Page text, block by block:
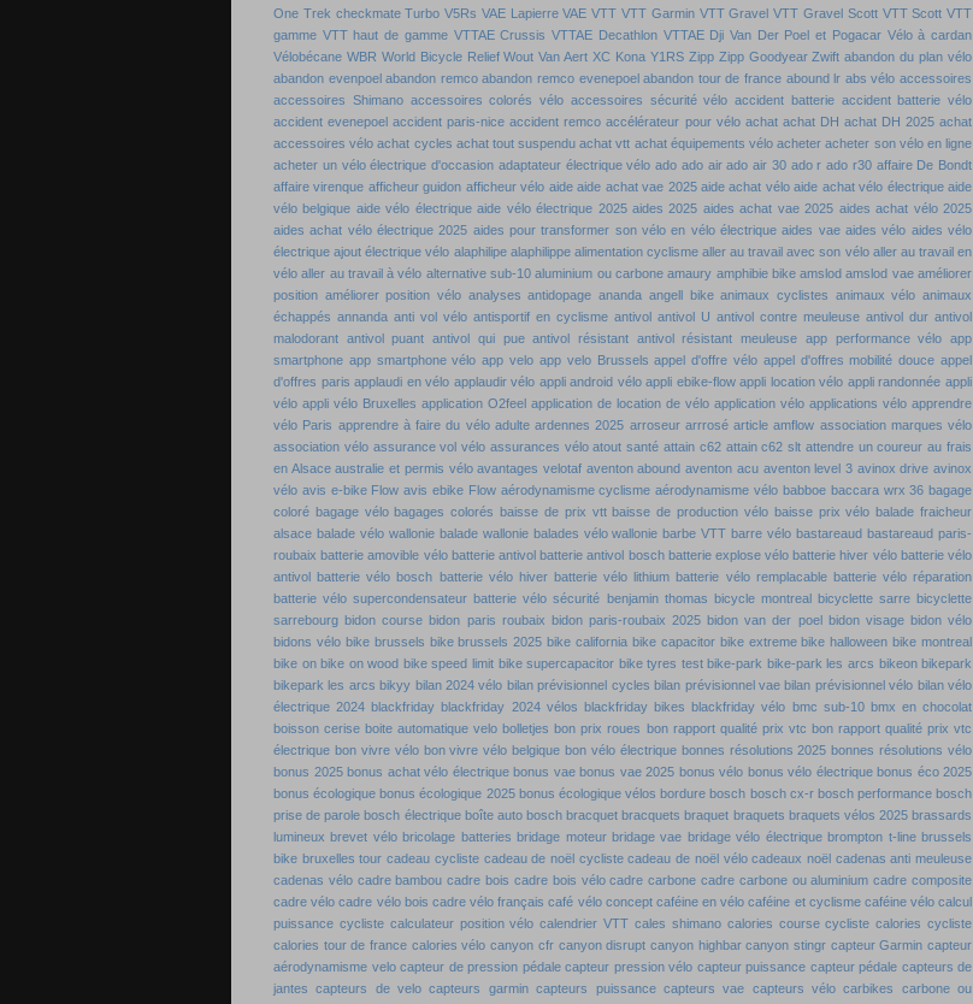
One Trek checkmate Turbo V5Rs VAE Lapierre VAE VTT VTT Garmin VTT Gravel VTT Gravel Scott VTT Scott VTT
gamme VTT haut de gamme VTTAE Crussis VTTAE Decathlon VTTAE Dji Van Der Poel et Pogacar Vélo à cardan
Vélobécane WBR World Bicycle Relief Wout Van Aert XC Kona Y1RS Zipp Zipp Goodyear Zwift abandon du plan vélo
abandon evenpoel abandon remco abandon remco evenepoel abandon tour de france abound lr abs vélo accessoires
accessoires Shimano accessoires colorés vélo accessoires sécurité vélo accident batterie accident batterie vélo
accident evenepoel accident paris-nice accident remco accélérateur pour vélo achat achat DH achat DH 2025 achat
accessoires vélo achat cycles achat tout suspendu achat vtt achat équipements vélo acheter acheter son vélo en ligne
acheter un vélo électrique d'occasion adaptateur électrique vélo ado ado air ado air 30 ado r ado r30 affaire De Bondt
affaire virenque afficheur guidon afficheur vélo aide aide achat vae 2025 aide achat vélo aide achat vélo électrique aide
vélo belgique aide vélo électrique aide vélo électrique 2025 aides 2025 aides achat vae 2025 aides achat vélo 2025
aides achat vélo électrique 2025 aides pour transformer son vélo en vélo électrique aides vae aides vélo aides vélo
électrique ajout électrique vélo alaphilipe alaphilippe alimentation cyclisme aller au travail avec son vélo aller au travail en
vélo aller au travail à vélo alternative sub-10 aluminium ou carbone amaury amphibie bike amslod amslod vae améliorer
position améliorer position vélo analyses antidopage ananda angell bike animaux cyclistes animaux vélo animaux
échappés annanda anti vol vélo antisportif en cyclisme antivol antivol U antivol contre meuleuse antivol dur antivol
malodorant antivol puant antivol qui pue antivol résistant antivol résistant meuleuse app performance vélo app
smartphone app smartphone vélo app velo app velo Brussels appel d'offre vélo appel d'offres mobilité douce appel
d'offres paris applaudi en vélo applaudir vélo appli android vélo appli ebike-flow appli location vélo appli randonnée appli
vélo appli vélo Bruxelles application O2feel application de location de vélo application vélo applications vélo apprendre
vélo Paris apprendre à faire du vélo adulte ardennes 2025 arroseur arrrosé article amflow association marques vélo
association vélo assurance vol vélo assurances vélo atout santé attain c62 attain c62 slt attendre un coureur au frais
en Alsace australie et permis vélo avantages velotaf aventon abound aventon acu aventon level 3 avinox drive avinox
vélo avis e-bike Flow avis ebike Flow aérodynamisme cyclisme aérodynamisme vélo babboe baccara wrx 36 bagage
coloré bagage vélo bagages colorés baisse de prix vtt baisse de production vélo baisse prix vélo balade fraicheur
alsace balade vélo wallonie balade wallonie balades vélo wallonie barbe VTT barre vélo bastareaud bastareaud paris-
roubaix batterie amovible vélo batterie antivol batterie antivol bosch batterie explose vélo batterie hiver vélo batterie vélo
antivol batterie vélo bosch batterie vélo hiver batterie vélo lithium batterie vélo remplacable batterie vélo réparation
batterie vélo supercondensateur batterie vélo sécurité benjamin thomas bicycle montreal bicyclette sarre bicyclette
sarrebourg bidon course bidon paris roubaix bidon paris-roubaix 2025 bidon van der poel bidon visage bidon vélo
bidons vélo bike brussels bike brussels 2025 bike california bike capacitor bike extreme bike halloween bike montreal
bike on bike on wood bike speed limit bike supercapacitor bike tyres test bike-park bike-park les arcs bikeon bikepark
bikepark les arcs bikyy bilan 2024 vélo bilan prévisionnel cycles bilan prévisionnel vae bilan prévisionnel vélo bilan vélo
électrique 2024 blackfriday blackfriday 2024 vélos blackfriday bikes blackfriday vélo bmc sub-10 bmx en chocolat
boisson cerise boite automatique velo bolletjes bon prix roues bon rapport qualité prix vtc bon rapport qualité prix vtc
électrique bon vivre vélo bon vivre vélo belgique bon vélo électrique bonnes résolutions 2025 bonnes résolutions vélo
bonus 2025 bonus achat vélo électrique bonus vae bonus vae 2025 bonus vélo bonus vélo électrique bonus éco 2025
bonus écologique bonus écologique 2025 bonus écologique vélos bordure bosch bosch cx-r bosch performance bosch
prise de parole bosch électrique boîte auto bosch bracquet bracquets braquet braquets braquets vélos 2025 brassards
lumineux brevet vélo bricolage batteries bridage moteur bridage vae bridage vélo électrique brompton t-line brussels
bike bruxelles tour cadeau cycliste cadeau de noël cycliste cadeau de noël vélo cadeaux noël cadenas anti meuleuse
cadenas vélo cadre bambou cadre bois cadre bois vélo cadre carbone cadre carbone ou aluminium cadre composite
cadre vélo cadre vélo bois cadre vélo français café vélo concept caféine en vélo caféine et cyclisme caféine vélo calcul
puissance cycliste calculateur position vélo calendrier VTT cales shimano calories course cycliste calories cycliste
calories tour de france calories vélo canyon cfr canyon disrupt canyon highbar canyon stingr capteur Garmin capteur
aérodynamisme velo capteur de pression pédale capteur pression vélo capteur puissance capteur pédale capteurs de
jantes
capteurs de velo capteurs garmin capteurs puissance capteurs vae capteurs vélo carbikes
carbone ou